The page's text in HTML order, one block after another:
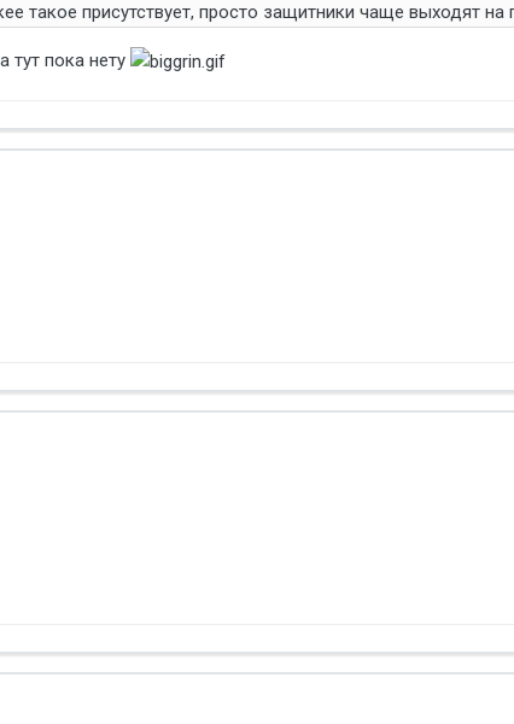
такое присутствует, просто защитники чаще выходят на
тут пока нету